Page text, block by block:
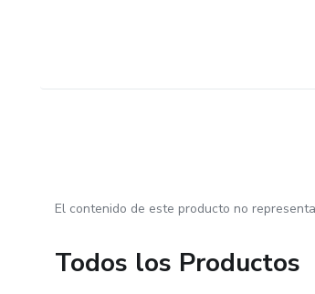
El contenido de este producto no
Todos los Productos